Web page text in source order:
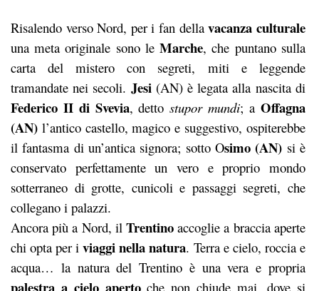
Risalendo verso Nord, per i fan dellavacanza culturale
una meta originale sono leMarche, che puntano sulla
carta del mistero con segreti, miti e leggende
tramandate nei secoli. Jesi(AN) è legata alla nascita di
Federico II di Svevia, dettostupor mundi; a Offagna
(AN) l’antico castello, magico e suggestivo, ospiterebbe
il fantasma di un’antica signora; sotto Osimo (AN) si è
conservato perfettamente un vero e proprio mondo
sotterraneo di grotte, cunicoli e passaggi segreti, che
collegano i palazzi.
Ancora più a Nord, ilTrentino accoglie a braccia aperte
chi opta per iviaggi nella natura. Terra e cielo, roccia e
acqua… la natura del Trentino è una vera e propria
che non chiude mai, dove si